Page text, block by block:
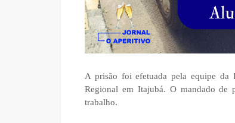
A prisão foi efetuada pela equipe da
Regional em Itajubá. O mandado de
trabalho.